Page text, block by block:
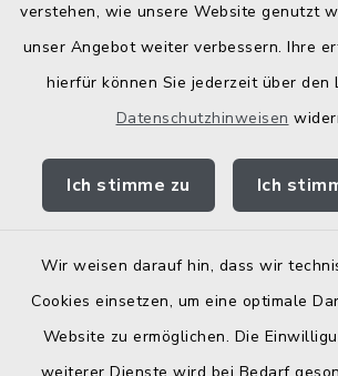
verstehen, wie unsere Website genutzt
unser Angebot weiter verbessern. Ihre
hierfür können Sie jederzeit über den
Datenschutzhinweisen
Ich stimme zu Ich
Wir weisen darauf hin, dass wir
Cookies einsetzen, um eine optimale
Website zu ermöglichen. Die
Kontakt
Barrierefreiheit
Elektronische
Impressum